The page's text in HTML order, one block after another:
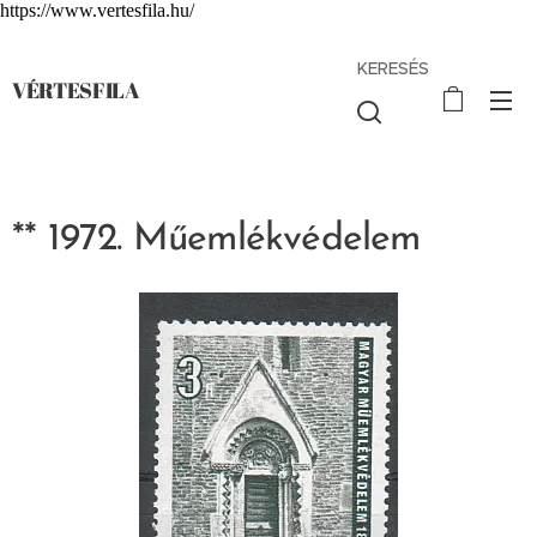
https://www.vertesfila.hu/
VÉRTESFILA
KERESÉS
** 1972. Műemlékvédelem